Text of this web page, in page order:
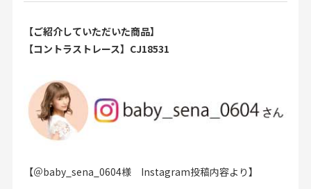
【ご紹介していただいた商品】
【コントラストレース】 CJ18531
【＠baby_sena_0604様 Instagram投稿内容より】